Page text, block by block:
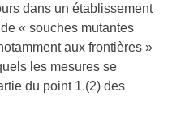
dans un établissement
« souches mutantes
aux frontières »
les mesures se
du point 1.(2) des